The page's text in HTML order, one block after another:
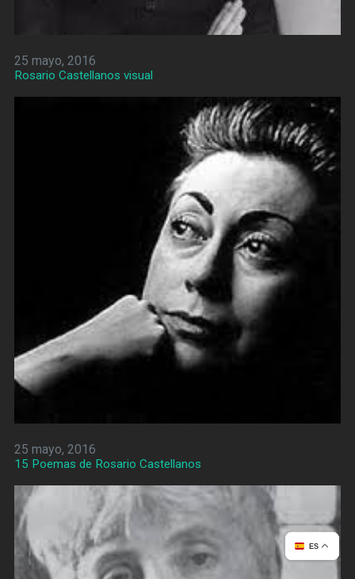
25 mayo, 2016
Rosario Castellanos visual
25 mayo, 2016
15 Poemas de Rosario Castellanos
ES